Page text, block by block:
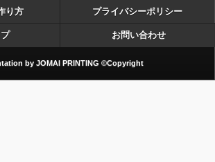
り方 プライバシーポリシー
お問い合わせ
by JOMAI PRINTING ©Copyright